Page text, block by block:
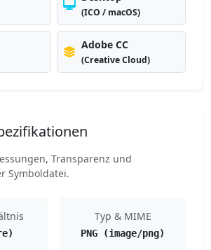
(ICO / macOS)
Adobe CC
(Creative Cloud)
Transparenz und
Symboldatei.
Typ & MIME
PNG (image/png)